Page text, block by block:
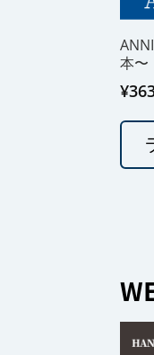
本〜
¥